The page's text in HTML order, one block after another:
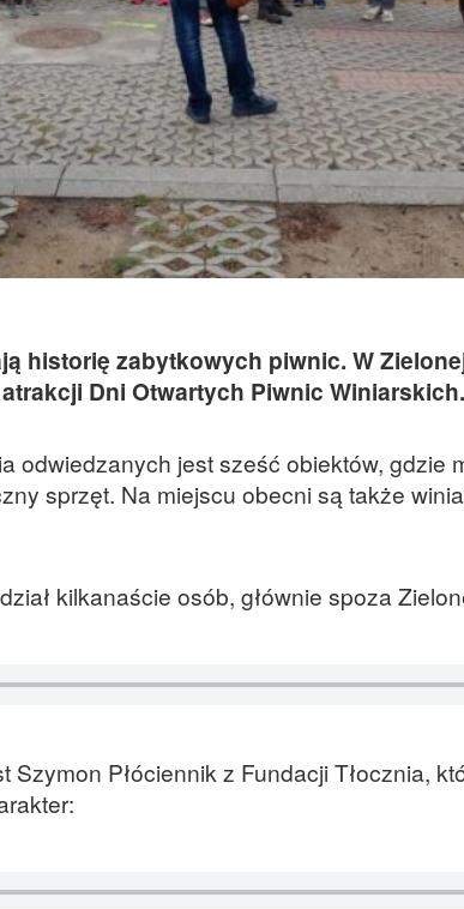
historię zabytkowych piwnic. W
Dni Otwartych Piwnic Winiarskich.
odwiedzanych jest sześć obiektów, gdzie
sprzęt. Na miejscu obecni są także
kilkanaście osób, głównie spoza
Szymon Płóciennik z Fundacji Tłocznia,